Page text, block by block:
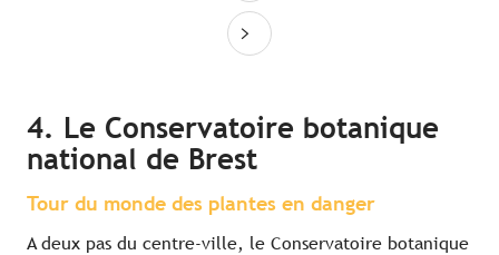
4. Le Conservatoire botanique
national de Brest
Tour du monde des plantes en danger
A deux pas du centre-ville, le Conservatoire botanique